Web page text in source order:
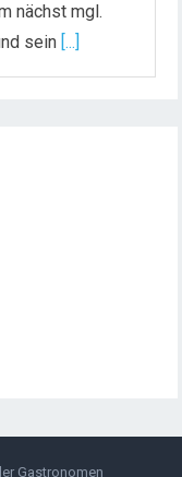
nächst mgl.
sein [...]
de Rang
und
Gastronomen